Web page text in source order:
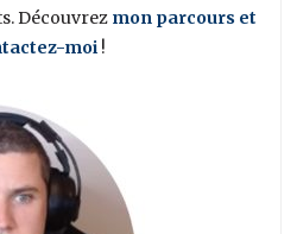
Découvrez mon parcours et
moi !